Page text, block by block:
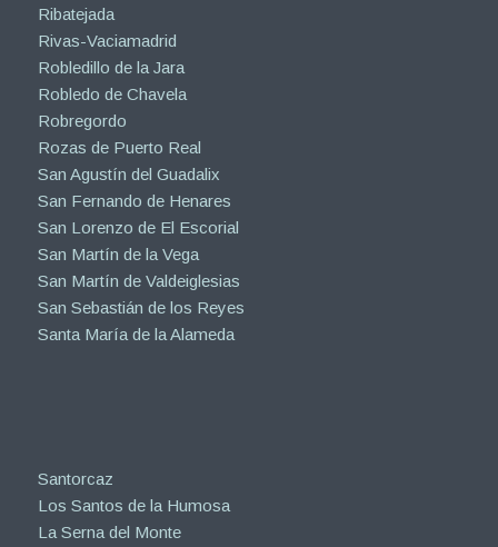
Ribatejada
Rivas-Vaciamadrid
Robledillo de la Jara
Robledo de Chavela
Robregordo
Rozas de Puerto Real
San Agustín del Guadalix
San Fernando de Henares
San Lorenzo de El Escorial
San Martín de la Vega
San Martín de Valdeiglesias
San Sebastián de los Reyes
Santa María de la Alameda
Santorcaz
Los Santos de la Humosa
La Serna del Monte